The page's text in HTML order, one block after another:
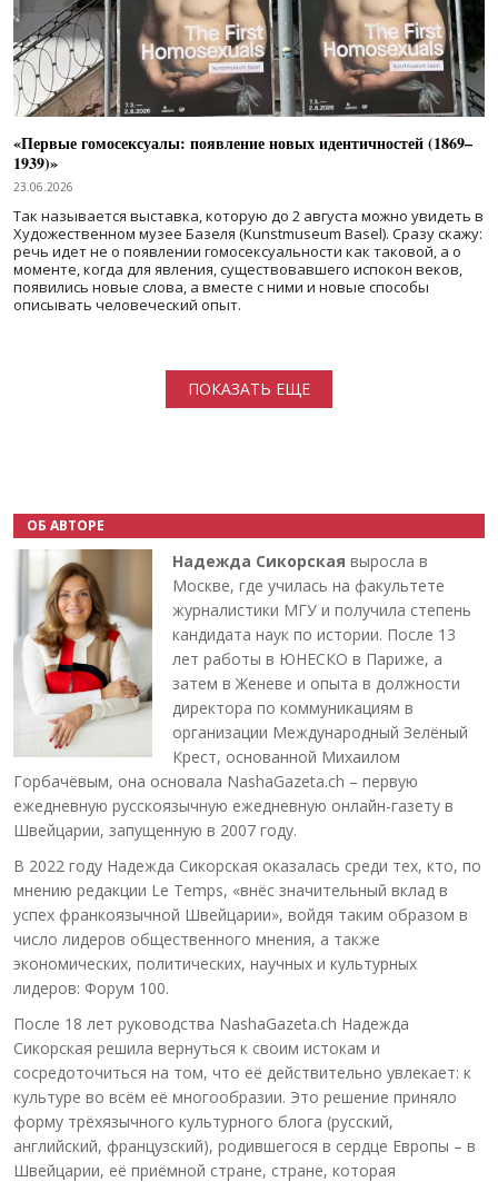
«Первые гомосексуалы: появление новых идентичностей (1869–
1939)»
23.06.2026
Так называется выставка, которую до 2 августа можно увидеть в
Художественном музее Базеля (Kunstmuseum Basel). Сразу скажу:
речь идет не о появлении гомосексуальности как таковой, а о
моменте, когда для явления, существовавшего испокон веков,
появились новые слова, а вместе с ними и новые способы
описывать человеческий опыт.
ПОКАЗАТЬ ЕЩЕ
ОБ АВТОРЕ
Надежда Сикорская выросла в
Москве, где училась на факультете
журналистики МГУ и получила степень
кандидата наук по истории. После 13
лет работы в ЮНЕСКО в Париже, а
затем в Женеве и опыта в должности
директора по коммуникациям в
организации Международный Зелёный
Крест, основанной Михаилом
Горбачёвым, она основала NashaGazeta.ch – первую
ежедневную русскоязычную ежедневную онлайн-газету в
Швейцарии, запущенную в 2007 году.
В 2022 году Надежда Сикорская оказалась среди тех, кто, по
мнению редакции Le Temps, «внёс значительный вклад в
успех франкоязычной Швейцарии», войдя таким образом в
число лидеров общественного мнения, а также
экономических, политических, научных и культурных
лидеров: Форум 100.
После 18 лет руководства NashaGazeta.ch Надежда
Сикорская решила вернуться к своим истокам и
сосредоточиться на том, что её действительно увлекает: к
культуре во всём её многообразии. Это решение приняло
форму трёхязычного культурного блога (русский,
английский, французский), родившегося в сердце Европы – в
Швейцарии, её приёмной стране, стране, которая